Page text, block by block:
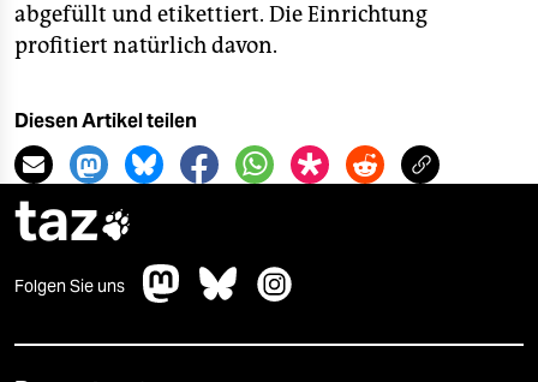
abgefüllt und etikettiert. Die Einrichtung
profitiert natürlich davon.
Diesen Artikel teilen
taz
Folgen Sie uns